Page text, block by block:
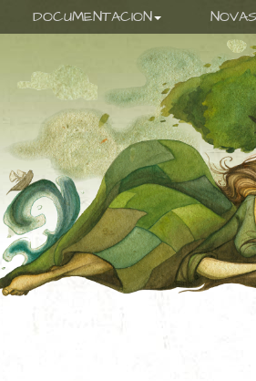
DOCUMENTACION NOVAS